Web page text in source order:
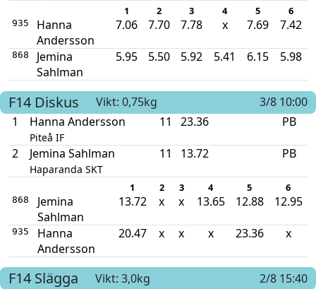
1 2 3 4 5 6
935
Hanna
Andersson
7.06 7.70 7.78 x 7.69 7.42
868
Jemina
Sahlman
5.95 5.50 5.92 5.41 6.15 5.98
F14 Diskus Vikt: 0,75kg
3/8 10:00
1
Hanna Andersson
Piteå IF
11 23.36 PB
2 Jemina Sahlman
Haparanda SKT
11 13.72 PB
1 2 3 4 5 6
868
Jemina
Sahlman
13.72 x x 13.65 12.88 12.95
935
Hanna
Andersson
20.47 x x x 23.36 x
F14 Slägga Vikt: 3,0kg
2/8 15:40